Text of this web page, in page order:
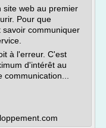
site web au premier
Pour que
savoir communiquer
à l'erreur. C'est
d'intérêt au